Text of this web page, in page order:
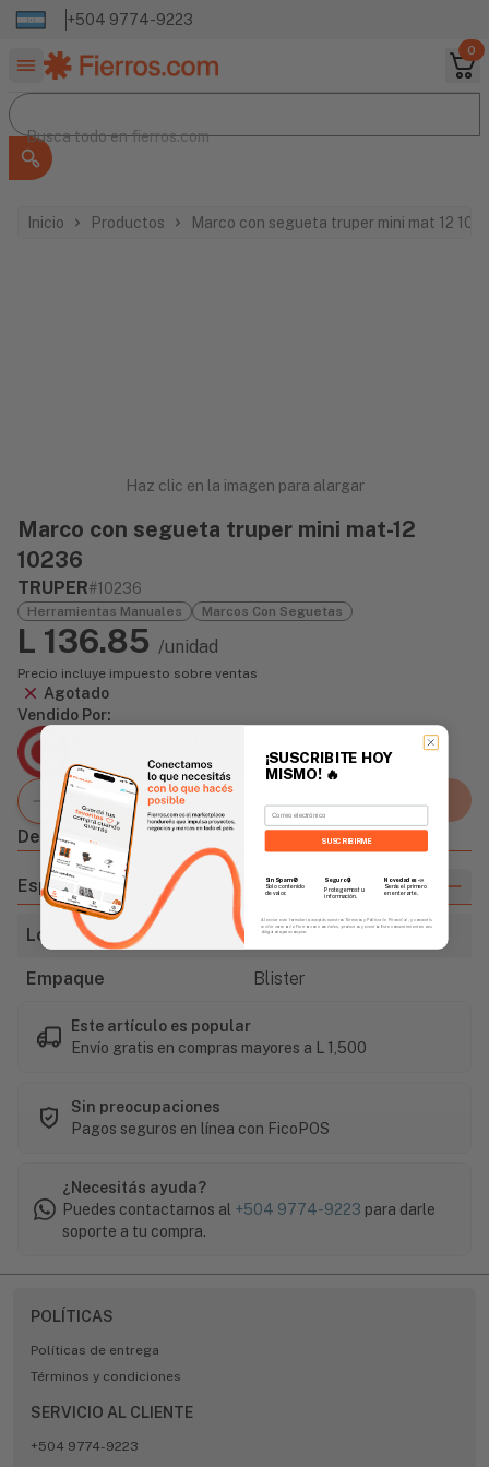
+504 9774-9223
0
Buscar productos
Busca todo en
Busca todo enfierros.com
Inicio Productos Marco con segueta truper mini mat 12
Haz clic en la imagen para alargar
Marco con segueta truper mini mat-12
10236
TRUPER#10236
Herramientas Manuales Marcos Con Seguetas
L 136.85 /unidad
Precio incluye impuesto sobre ventas
Agotado
Vendido Por:
2 días - Tiempo de Entrega Promedio
Agregar al carrito
Descripción
Especificaciones
Longitud de la segueta 12" ( 305 mm)
Empaque Blister
Este artículo es popular
Envío gratis en compras mayores a L 1,500
Sin preocupaciones
Pagos seguros en línea con FicoPOS
¿Necesitás ayuda?
Puedes contactarnos al +504 9774-9223 para darle
soporte a tu compra.
POLÍTICAS
Políticas de entrega
Términos y condiciones
SERVICIO AL CLIENTE
+504 9774-9223
¡SUSCRIBITE HOY
MISMO! 🔥
Email
SUSCRIBIRME
Sin Spam 🚫
Solo contenido
de valor.
Seguro 🔒
Protegemos tu
información.
Novedades📣
Serás el primero
en enterarte.
Al enviar este formulario, aceptás nuestros Términos y Política de Privacidad, y consentís
recibir correos de Fierros con novedades, productos y eventos. Este consentimiento no es
obligatorio para comprar.